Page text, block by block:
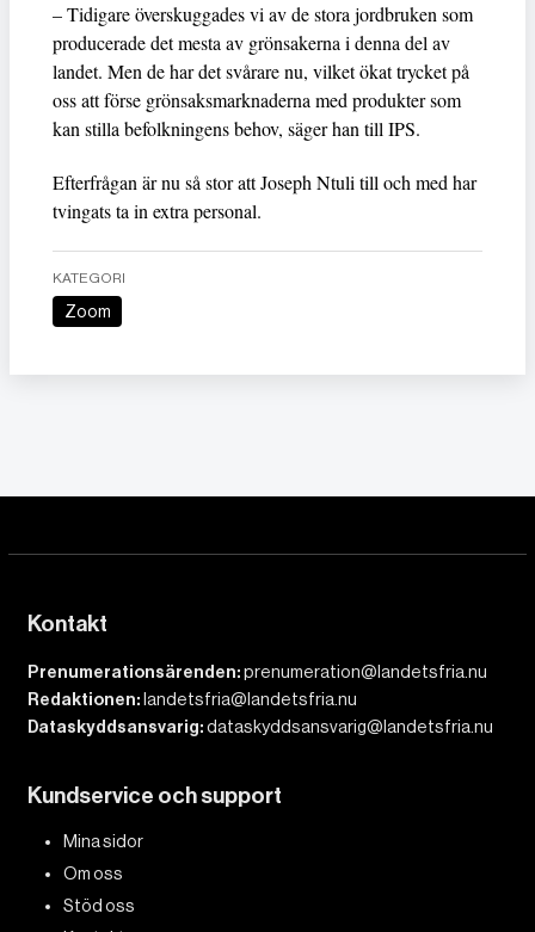
– Tidigare överskuggades vi av de stora jordbruken som
producerade det mesta av grönsakerna i denna del av
landet. Men de har det svårare nu, vilket ökat trycket på
oss att förse grönsaksmarknaderna med produkter som
kan stilla befolkningens behov, säger han till IPS.
Efterfrågan är nu så stor att Joseph Ntuli till och med har
tvingats ta in extra personal.
KATEGORI
Zoom
Kontakt
Prenumerationsärenden:prenumeration@landetsfria.nu
Redaktionen: landetsfria@landetsfria.nu
Dataskyddsansvarig:dataskyddsansvarig@landetsfria.nu
Kundservice och support
Mina sidor
Om oss
Stöd oss